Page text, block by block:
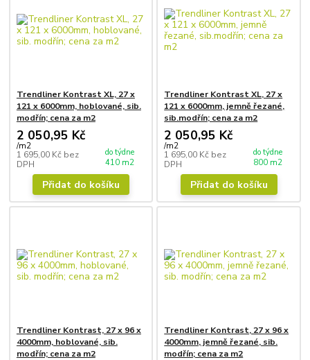
Trendliner Kontrast XL, 27 x
121 x 6000mm, hoblované, sib.
modřín; cena za m2
2 050,95 Kč
/m2
1 695,00 Kč bez
DPH
do týdne
410 m2
Přidat do košíku
Trendliner Kontrast XL, 27 x
121 x 6000mm, jemně řezané,
sib.modřín; cena za m2
2 050,95 Kč
/m2
1 695,00 Kč bez
DPH
do týdne
800 m2
Přidat do košíku
Trendliner Kontrast, 27 x 96 x
4000mm, hoblované, sib.
modřín; cena za m2
Trendliner Kontrast, 27 x 96 x
4000mm, jemně řezané, sib.
modřín; cena za m2